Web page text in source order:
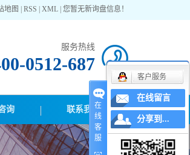
地图 RSS XML 您暂无新询盘信息！
服务热线
0512-687
询 联系我们
在
线
客
服
客户服务
在线留言
分享到...